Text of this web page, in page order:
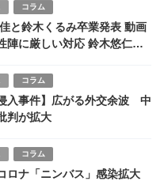
コラム
と鈴木くるみ卒業発表 動画
陣に厳しい対応 鈴木悠仁・
コラム
入事件】広がる外交余波 中
判が拡大
コラム
ロナ「ニンバス」感染拡大